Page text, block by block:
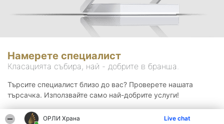
ОРЛИ Храна Live chat
Намерете специалист
Класацията събира, най - добрите в бранша.
Търсите специалист близо до вас? Проверете нашата
търсачка. Използвайте само най-добрите услуги!